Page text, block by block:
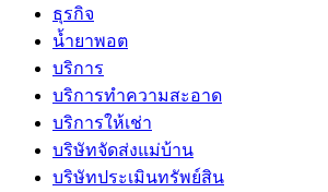
ธุรกิจ
น้ำยาพอต
บริการ
บริการทำความสะอาด
บริการให้เช่า
บริษัทจัดส่งแม่บ้าน
บริษัทประเมินทรัพย์สิน